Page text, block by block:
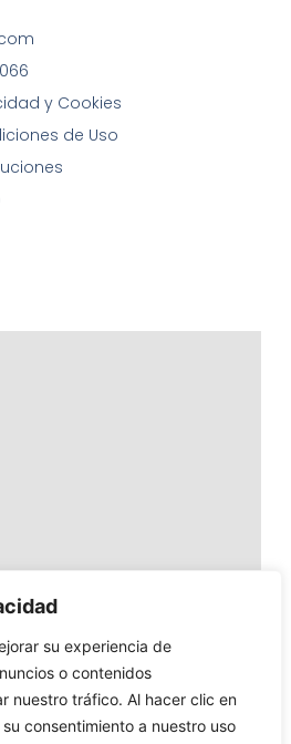
su experiencia de
o contenidos
nuestro tráfico. Al hacer clic en
consentimiento a nuestro uso
y Cookies
de Uso